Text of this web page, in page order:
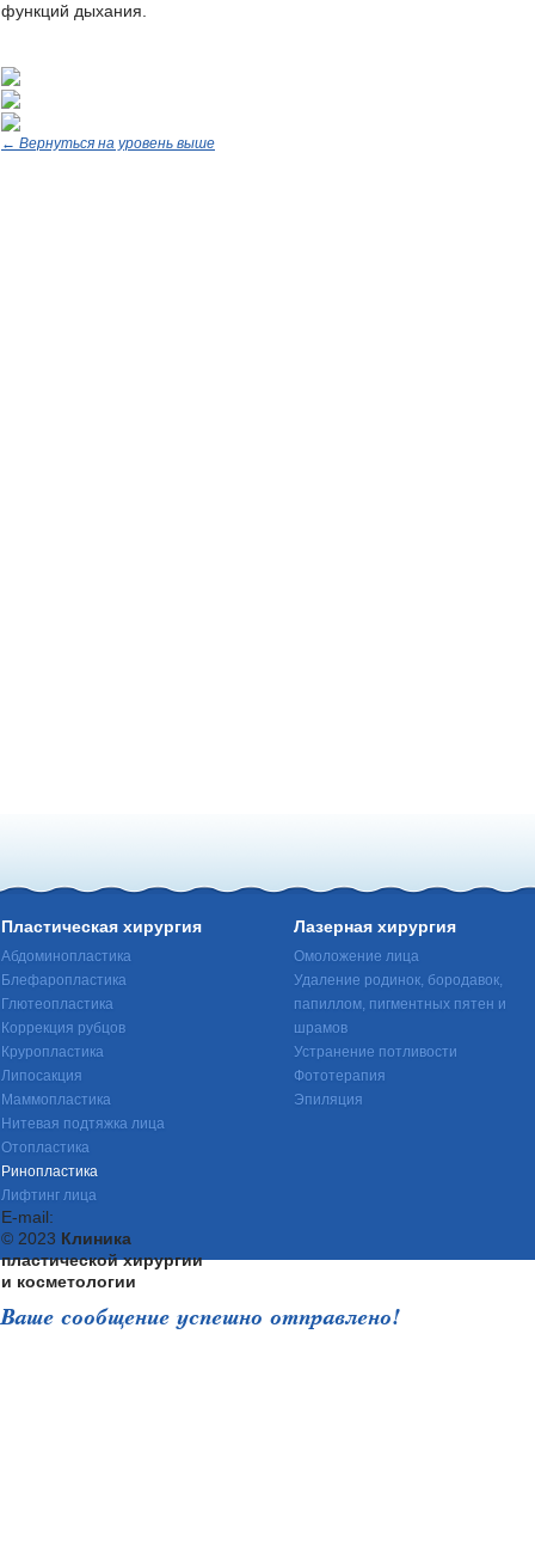
функций дыхания.
← Вернуться на уровень выше
Пластическая хирургия
Абдоминопластика
Блефаропластика
Глютеопластика
Коррекция рубцов
Круропластика
Липосакция
Маммопластика
Нитевая подтяжка лица
Отопластика
Ринопластика
Лифтинг лица
E-mail:
© 2023 Клиника
пластической хирургии
и косметологии
Лазерная хирургия
Омоложение лица
Удаление родинок, бородавок,
папиллом, пигментных пятен и
шрамов
Устранение потливости
Фототерапия
Эпиляция
Ваше сообщение успешно отправлено!